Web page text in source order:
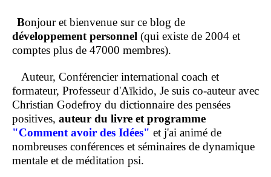
Bonjour et bienvenue sur ce blog de
développement personnel (qui existe de 2004 et
comptes plus de 47000 membres).
Auteur, Conférencier international coach et
formateur, Professeur d'Aïkido, Je suis co-auteur avec
Christian Godefroy du dictionnaire des pensées
positives, auteur du livre et programme
"Comment avoir des Idées" et j'ai animé de
nombreuses conférences et séminaires de dynamique
mentale et de méditation psi.